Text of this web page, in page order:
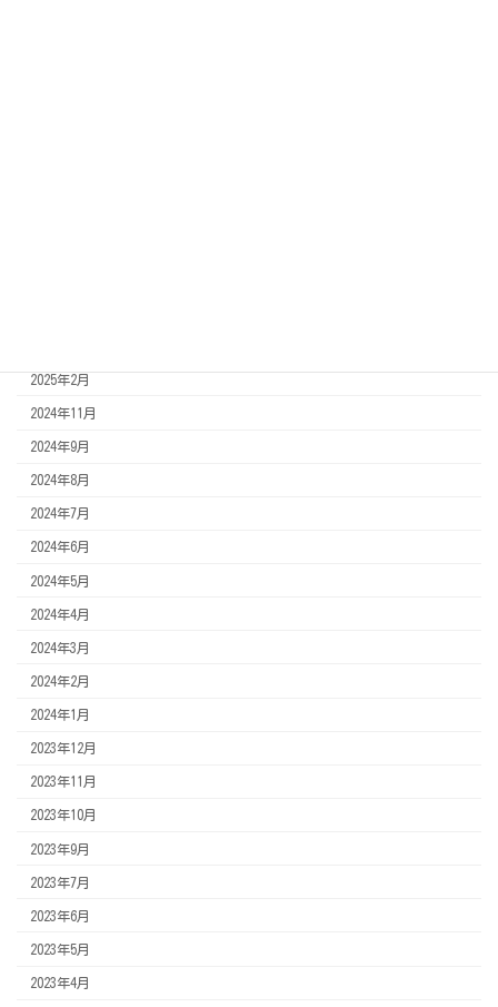
2025年2月
2024年11月
2024年9月
2024年8月
2024年7月
2024年6月
2024年5月
2024年4月
2024年3月
2024年2月
2024年1月
2023年12月
2023年11月
2023年10月
2023年9月
2023年7月
2023年6月
2023年5月
2023年4月